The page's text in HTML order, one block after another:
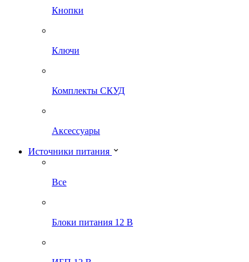
Кнопки
Ключи
Комплекты СКУД
Аксессуары
Источники питания
Все
Блоки питания 12 В